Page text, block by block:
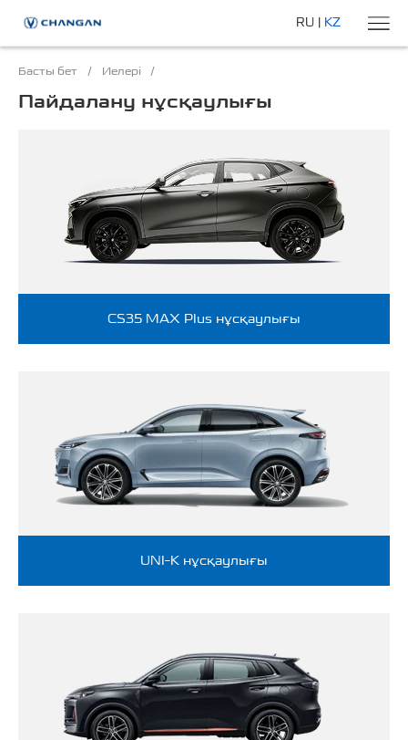
RU KZ
Басты бет / Иелері /
Пайдалану нұсқаулығы
CS35 MAX Plus нұсқаулығы
UNI-K нұсқаулығы